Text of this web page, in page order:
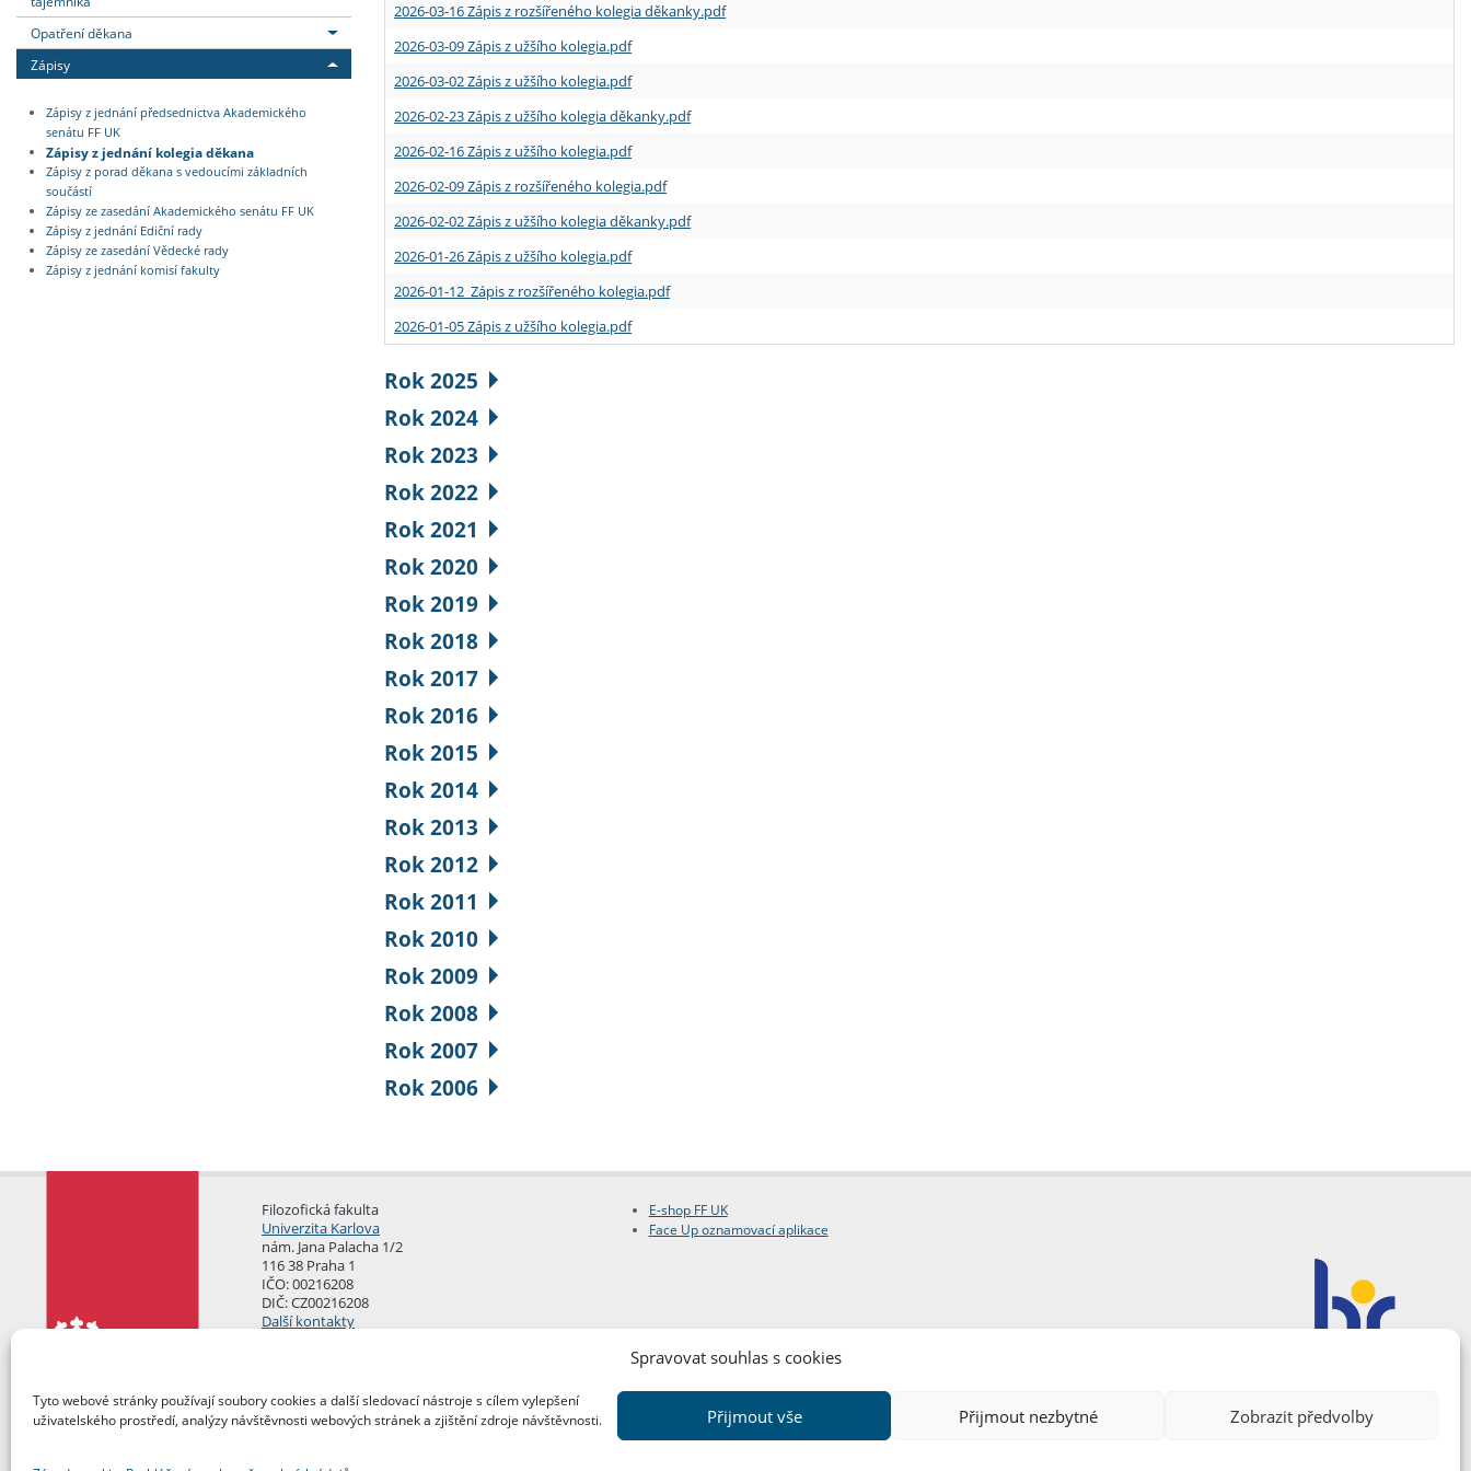
Spravovat souhlas s cookies
Tyto webové stránky používají soubory cookies a další sledovací nástroje s cílem vylepšení
uživatelského prostředí, analýzy návštěvnosti webových stránek a zjištění zdroje návštěvnosti.
Přijmout vše Přijmout nezbytné Zobrazit předvolby
Opatření děkana
Zápisy
Zápisy z jednání předsednictva Akademického
senátu FF UK
Zápisy z jednání kolegia děkana
Zápisy z porad děkana s vedoucími základních
součástí
Zápisy ze zasedání Akademického senátu FF UK
Zápisy z jednání Ediční rady
Zápisy ze zasedání Vědecké rady
Zápisy z jednání komisí fakulty
2026-03-16 Zápis z rozšířeného kolegia děkanky.pdf
2026-03-09 Zápis z užšího kolegia.pdf
2026-03-02 Zápis z užšího kolegia.pdf
2026-02-23 Zápis z užšího kolegia děkanky.pdf
2026-02-16 Zápis z užšího kolegia.pdf
2026-02-09 Zápis z rozšířeného kolegia.pdf
2026-02-02 Zápis z užšího kolegia děkanky.pdf
2026-01-26 Zápis z užšího kolegia.pdf
2026-01-12 Zápis z rozšířeného kolegia.pdf
2026-01-05 Zápis z užšího kolegia.pdf
Rok 2025
Rok 2024
Rok 2023
Rok 2022
Rok 2021
Rok 2020
Rok 2019
Rok 2018
Rok 2017
Rok 2016
Rok 2015
Rok 2014
Rok 2013
Rok 2012
Rok 2011
Rok 2010
Rok 2009
Rok 2008
Rok 2007
Rok 2006
Filozofická fakulta
Univerzita Karlova
nám. Jana Palacha 1/2
116 38 Praha 1
IČO: 00216208
DIČ: CZ00216208
Další kontakty
E-shop FF UK
Face Up oznamovací aplikace